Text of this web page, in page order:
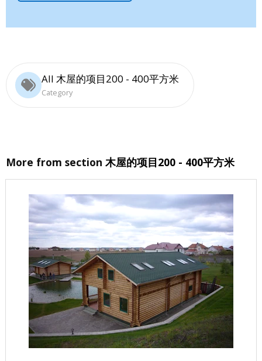
All 木屋的项目200 - 400平方米
Category
More from section 木屋的项目200 - 400平方米